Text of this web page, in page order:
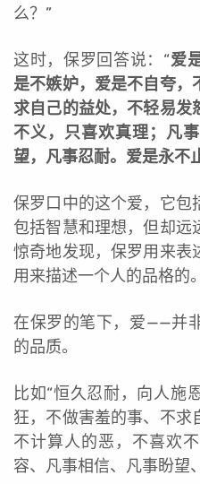
么？”
这时，保罗回答说：“爱
是不嫉妒，爱是不自夸，
求自己的益处，不轻易发
不义，只喜欢真理；凡
望，凡事忍耐。爱是永不
保罗口中的这个爱，它包
包括智慧和理想，但却远
惊奇地发现，保罗用来表
用来描述一个人的品格的。
在保罗的笔下，爱——并
的品质。
比如“恒久忍耐，向人施
狂，不做害羞的事、不求
不计算人的恶，不喜欢
容、凡事相信、凡事盼望